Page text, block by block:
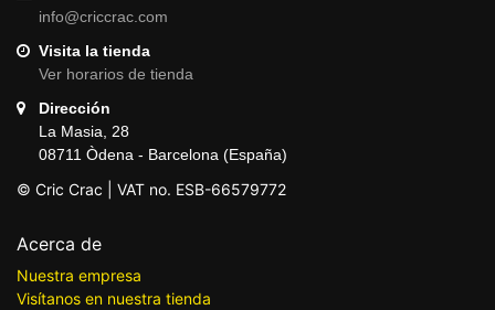
info@criccrac.com
Visita la tienda
Ver horarios de tienda
Dirección
La Masia, 28
08711 Òdena - Barcelona (España)
© Cric Crac | VAT no. ESB-66579772
Acerca de
Nuestra empresa
Visítanos en nuestra tienda